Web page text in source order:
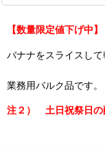
【数量限定値下げ中】
バナナをスライスし
業務用バルク品です
注２） 土日祝祭日の